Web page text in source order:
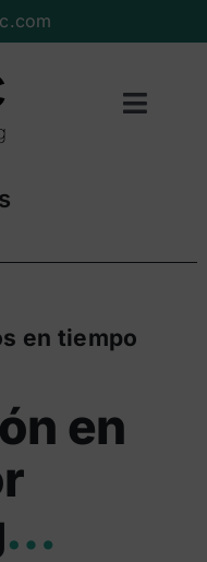
Toggle
en tiempo
en
…